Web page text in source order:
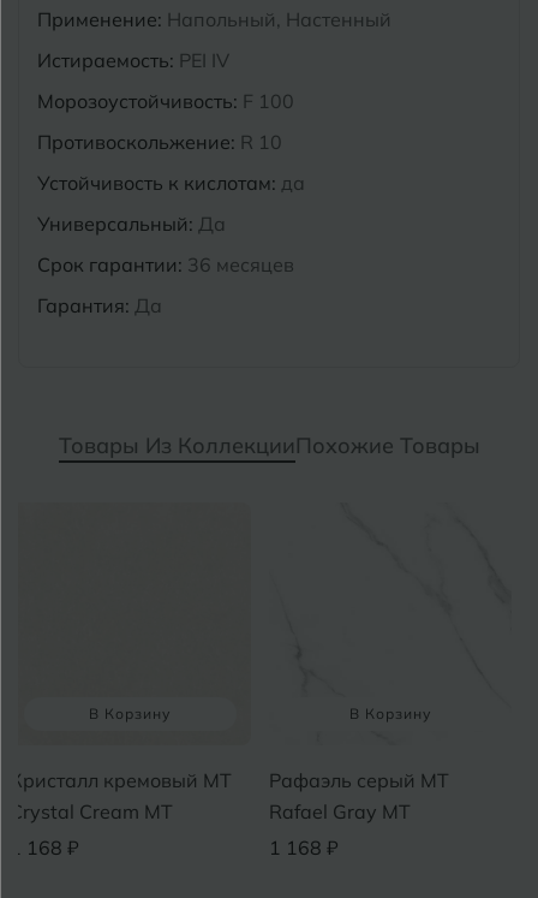
Применение: Напольный, Настенный
Истираемость: PEI IV
Морозоустойчивость: F 100
Противоскольжение: R 10
Устойчивость к кислотам: да
Универсальный: Да
Срок гарантии: 36 месяцев
Гарантия: Да
Товары Из КоллекцииПохожие Товары
В Корзину
Кристалл кремовый MT
Crystal Cream МТ
1 168 ₽
В Корзину
Рафаэль серый MT
Rafael Gray МТ
1 168 ₽